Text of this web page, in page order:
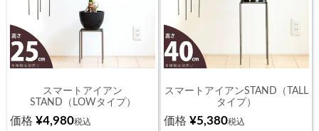
スマートアイアン
STAND（LOWタイプ）
価格 ¥4,980税込
スマートアイアンSTAND（TALL
タイプ）
価格 ¥5,380税込